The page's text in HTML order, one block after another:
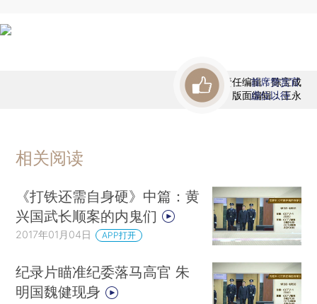
责任编辑：陈宝成
版面编辑：王永
首席赞赏官
虚位以待
相关阅读
《打铁还需自身硬》中篇：黄
兴国武长顺案的内鬼们
2017年01月04日 APP打开
纪录片瞄准纪委落马高官 朱
明国魏健现身